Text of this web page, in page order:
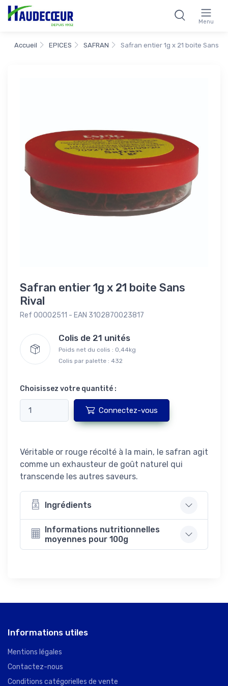
Menu
Accueil EPICES SAFRAN Safran entier 1g x 21 boite Sans
Safran entier 1g x 21 boite Sans
Rival
Ref 00002511 - EAN 3102870023817
Colis de 21 unités
Poids net du colis : 0,44kg
Colis par palette : 432
Choisissez votre quantité :
Connectez-vous
Véritable or rouge récolté à la main, le safran agit
comme un exhausteur de goût naturel qui
transcende les autres saveurs.
Ingrédients
Informations nutritionnelles
moyennes pour 100g
Informations utiles
Mentions légales
Contactez-nous
Conditions catégorielles de vente